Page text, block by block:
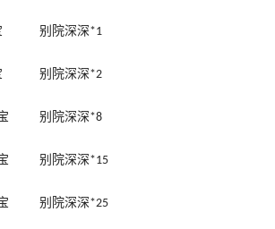
别院深深*1
别院深深*2
别院深深*8
别院深深*15
别院深深*25